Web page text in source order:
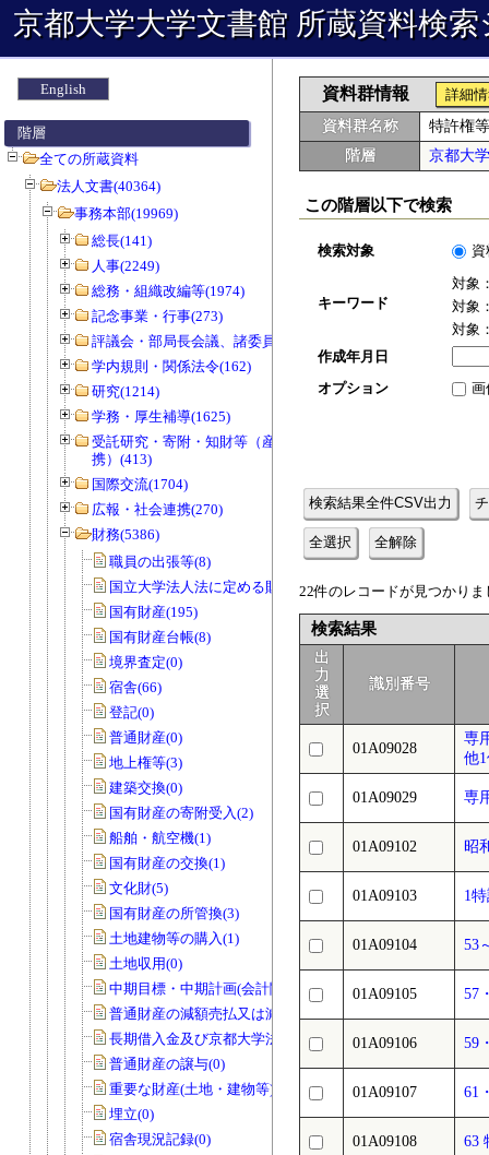
京都大学大学文書館 所蔵資料検
English
階層
全ての所蔵資料
法人文書(40364)
事務本部(19969)
総長(141)
人事(2249)
総務・組織改編等(1974)
記念事業・行事(273)
評議会・部局長会議、諸委員会等(1466)
学内規則・関係法令(162)
研究(1214)
学務・厚生補導(1625)
受託研究・寄附・知財等（産官学連
携）(413)
国際交流(1704)
広報・社会連携(270)
財務(5386)
職員の出張等(8)
国立大学法人法に定める財務諸表等(3)
国有財産(195)
国有財産台帳(8)
境界査定(0)
宿舎(66)
登記(0)
普通財産(0)
地上権等(3)
建築交換(0)
国有財産の寄附受入(2)
船舶・航空機(1)
国有財産の交換(1)
文化財(5)
国有財産の所管換(3)
土地建物等の購入(1)
土地収用(0)
中期目標・中期計画(会計関係)(0)
普通財産の減額売払又は減額貸付(0)
長期借入金及び京都大学法人債(0)
普通財産の譲与(0)
重要な財産(土地・建物等)(0)
埋立(0)
宿舎現況記録(0)
資料群情報
詳細
資料群名称
特許権
階層
京都大
この階層以下で検索
検索対象 資
キーワード
対象
対象
対象
作成年月日
オプション
画
検索結果全件CSV出力
全選択 全解除
22件のレコードが見つかり
検索結果
出
力
選
択
識別番号
01A09028
専
他
01A09029 専
01A09102 昭
01A09103 1
01A09104 53
01A09105 57
01A09106 59
01A09107 61
01A09108 63